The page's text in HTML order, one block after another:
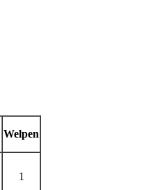
Welpen
1